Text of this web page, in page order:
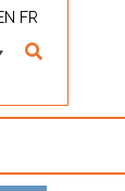
FR